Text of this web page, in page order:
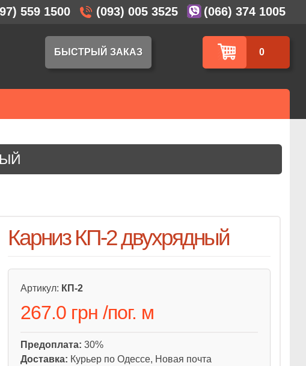
Карниз КП-2 двухрядный
Артикул: КП-2
267.0 грн/пог. м
Предоплата: 30%
Доставка: Курьер по Одессе, Новая почта
559 1500 (093) 005 3525 (066) 374 1005
БЫСТРЫЙ ЗАКАЗ 0